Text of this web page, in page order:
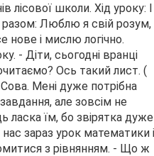
лісової школи. Хід уроку: І
разом: Люблю я свій розум,
нове і мислю логічно.
- Діти, сьогодні вранці
Ось такий лист. (
Мені дуже потрібна
але зовсім не
ласка їм, бо звірятка дуже
зараз урок математики і
з рівнянням. - Що ж